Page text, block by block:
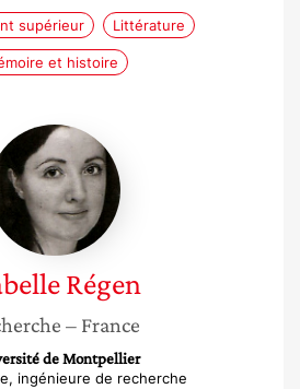
supérieur Littérature
et histoire
Isabelle
Régen
Régen
– France
de Montpellier
ingénieure de recherche